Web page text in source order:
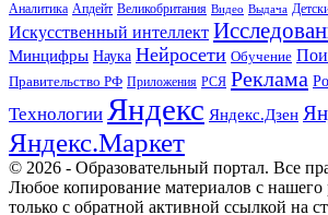
Аналитика Апдейт Великобритания Видео Выдача
Искусственный интеллект
Минцифры Наука Нейросети Обучение
Правительство РФ Приложения РСЯ Реклама
Технологии Яндекс Яндекс.Дзен
Яндекс.Маркет
© 2026 - Образовательный портал. Все
Любое копирование материалов с нашего
только с обратной активной ссылкой на